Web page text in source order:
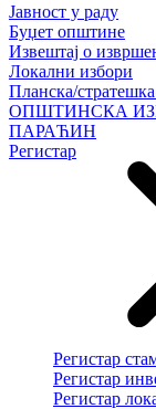
Јавност у раду
Буџет општине
Извештај о
Локални избори
Планска/
ОПШТИНСКА
ПАРАЋИН
Регистар
Регистар
Регистар
Регистар